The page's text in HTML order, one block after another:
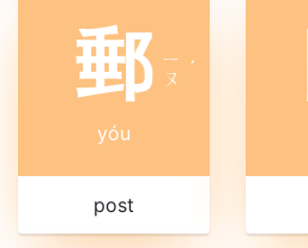
郵 ㄧ
ㄡ ˊ
yóu
post